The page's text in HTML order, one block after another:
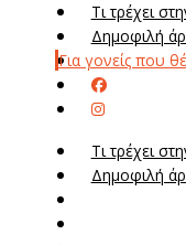
Τι τρέχει
Δημοφιλή
Για γονείς που
Τι τρέχει
Δημοφιλή